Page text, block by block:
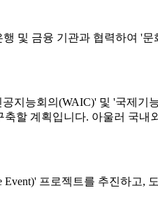
및 금융 기관과 협력하여 '
능회의(WAIC)' 및 '국제기
축할 계획입니다. 아울러 국
Event)' 프로젝트를 추진하